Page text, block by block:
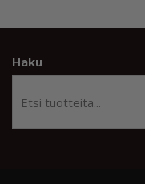
Haku